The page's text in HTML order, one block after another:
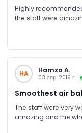
Highly
the staff were
HA Hamza A.
03 апр. 2019 г.
Smoothest air
The staff were very
amazing and the